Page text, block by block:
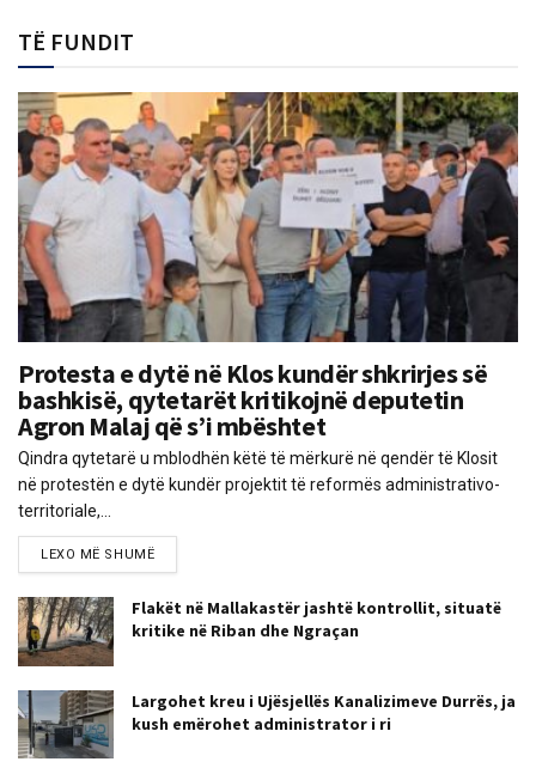
TË FUNDIT
Protesta e dytë në Klos kundër shkrirjes së
bashkisë, qytetarët kritikojnë deputetin
Agron Malaj që s’i mbështet
Qindra qytetarë u mblodhën këtë të mërkurë në qendër të Klosit
në protestën e dytë kundër projektit të reformës administrativo-
territoriale,...
LEXO MË SHUMË
Flakët në Mallakastër jashtë kontrollit, situatë
kritike në Riban dhe Ngraçan
Largohet kreu i Ujësjellës Kanalizimeve Durrës, ja
kush emërohet administrator i ri